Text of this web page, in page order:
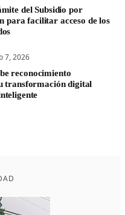
del Subsidio por
para facilitar acceso de los
7, 2026
reconocimiento
transformación digital